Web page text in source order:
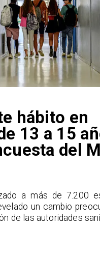
hábito en
13 a 15
del
a más de 7.200
un cambio
de las autoridades